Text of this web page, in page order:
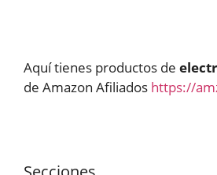
Aquí tienes productos de
de Amazon Afiliados https://